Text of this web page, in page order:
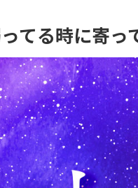
る時に寄っ